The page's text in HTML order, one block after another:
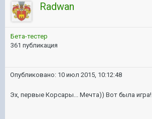
Radwan
Бета-тестер
361 публикация
Опубликовано: 10 июл 2015, 10:12:48
Эх, первые Корсары... Мечта)) Вот была игра!